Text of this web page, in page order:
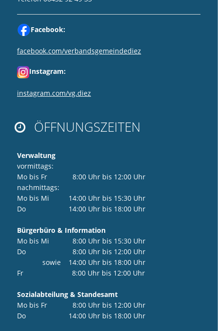
Facebook:
facebook.com/verbandsgemeindediez
Instagram:
instagram.com/vg.diez
 ÖFFNUNGSZEITEN
Verwaltung
vormittags:
Mo bis Fr 8:00 Uhr bis 12:00 Uhr
nachmittags:
Mo bis Mi 14:00 Uhr bis 15:30 Uhr
Do 14:00 Uhr bis 18:00 Uhr
Bürgerbüro & Information
Mo bis Mi 8:00 Uhr bis 15:30 Uhr
Do 8:00 Uhr bis 12:00 Uhr
sowie 14:00 Uhr bis 18:00 Uhr
Fr 8:00 Uhr bis 12:00 Uhr
Sozialabteilung & Standesamt
Mo bis Fr 8:00 Uhr bis 12:00 Uhr
Do 14:00 Uhr bis 18:00 Uhr